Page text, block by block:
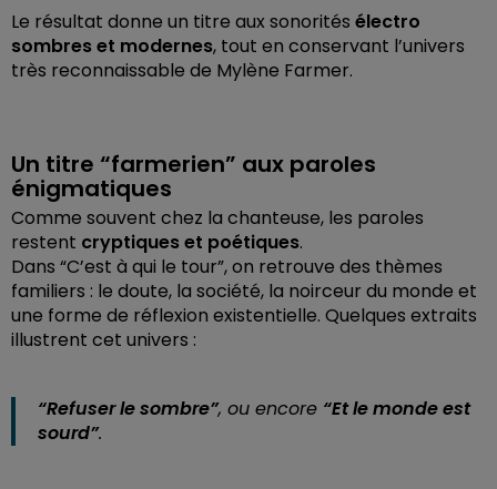
Le résultat donne un titre aux sonorités électro
sombres et modernes, tout en conservant l’univers
très reconnaissable de Mylène Farmer.
Un titre “farmerien” aux paroles
énigmatiques
Comme souvent chez la chanteuse, les paroles
restent cryptiques et poétiques.
Dans “C’est à qui le tour”, on retrouve des thèmes
familiers : le doute, la société, la noirceur du monde et
une forme de réflexion existentielle. Quelques extraits
illustrent cet univers :
“Refuser le sombre”, ou encore “Et le monde est
sourd”.